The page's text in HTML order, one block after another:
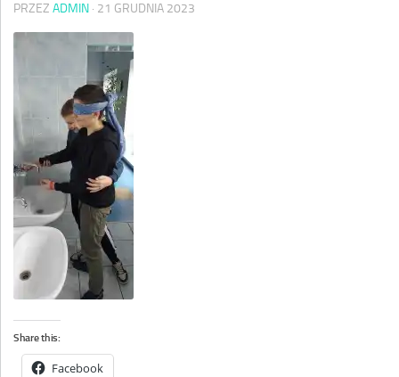
PRZEZ ADMIN · 21 GRUDNIA 2023
Share this:
Facebook